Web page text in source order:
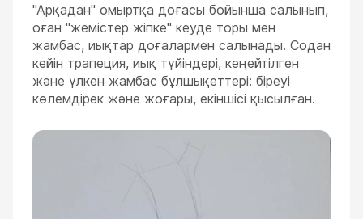
"Арқадан" омыртқа доғасы бойынша салынып,
оған "жемістер жіпке" кеуде торы мен
жамбас, иықтар доғалармен салынады. Содан
кейін трапеция, иық түйіндері, кеңейтілген
және үлкен жамбас бұлшықеттері: біреуі
көлемдірек және жоғары, екіншісі қысылған.